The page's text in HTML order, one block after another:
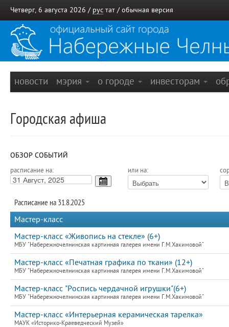
Четверг, 6 августа 2026 / рус тат / обычная версия
новости мэрия о городе инвесторам
Городская афиша
ОБЗОР СОБЫТИЙ
расписание на: или на:
Расписание на 31.8.2025
Мастер-класс
Мастер-класс «Живопись на стекле» (6+)
МБУ "Набережночелнинская картинная галерея имени Г.М.Хакимовой"
Мастер-класс «Печатная графика по ткани» (12+)
МБУ "Набережночелнинская картинная галерея имени Г.М.Хакимовой"
Мастер-класс "Роспись чердачной игрушки"(6+)
МБУ "Набережночелнинская картинная галерея имени Г.М.Хакимовой"
Мастер-класс «Интерьерная керамическая тарелка»
МАУК «Историко-Краеведческий Музей»